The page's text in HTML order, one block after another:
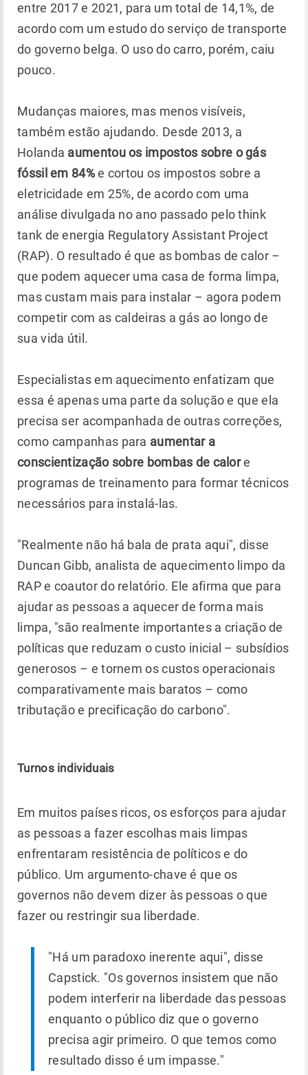
entre 2017 e 2021, para um total de 14,1%, de
acordo com um estudo do serviço de transporte
do governo belga. O uso do carro, porém, caiu
pouco.
Mudanças maiores, mas menos visíveis,
também estão ajudando. Desde 2013, a
Holanda aumentou os impostos sobre o gás
fóssil em 84%e cortou os impostos sobre a
eletricidade em 25%, de acordo com uma
análise divulgada no ano passado pelo think
tank de energia Regulatory Assistant Project
(RAP). O resultado é que as bombas de calor –
que podem aquecer uma casa de forma limpa,
mas custam mais para instalar – agora podem
competir com as caldeiras a gás ao longo de
sua vida útil.
Especialistas em aquecimento enfatizam que
essa é apenas uma parte da solução e que ela
precisa ser acompanhada de outras correções,
como campanhas para aumentar a
conscientização sobre bombas de calore
programas de treinamento para formar técnicos
necessários para instalá-las.
"Realmente não há bala de prata aqui", disse
Duncan Gibb, analista de aquecimento limpo da
RAP e coautor do relatório. Ele afirma que para
ajudar as pessoas a aquecer de forma mais
limpa, "são realmente importantes a criação de
políticas que reduzam o custo inicial – subsídios
generosos – e tornem os custos operacionais
comparativamente mais baratos – como
tributação e precificação do carbono".
Turnos individuais
Em muitos países ricos, os esforços para ajudar
as pessoas a fazer escolhas mais limpas
enfrentaram resistência de políticos e do
público. Um argumento-chave é que os
governos não devem dizer às pessoas o que
fazer ou restringir sua liberdade.
"Há um paradoxo inerente aqui", disse
Capstick. "Os governos insistem que não
podem interferir na liberdade das pessoas
enquanto o público diz que o governo
precisa agir primeiro. O que temos como
resultado disso é um impasse."